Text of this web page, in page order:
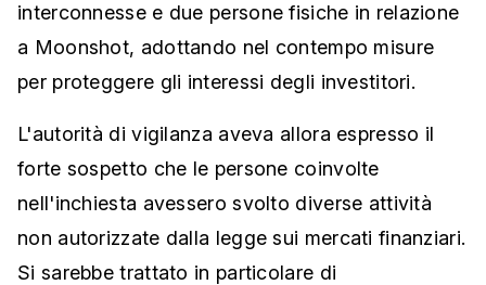
interconnesse e due persone fisiche in relazione
a Moonshot, adottando nel contempo misure
per proteggere gli interessi degli investitori.
L'autorità di vigilanza aveva allora espresso il
forte sospetto che le persone coinvolte
nell'inchiesta avessero svolto diverse attività
non autorizzate dalla legge sui mercati finanziari.
Si sarebbe trattato in particolare di